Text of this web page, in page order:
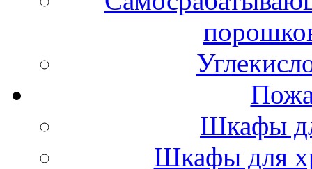
Шкафы
Шкафы для